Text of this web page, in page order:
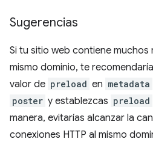
Sugerencias
Si tu sitio web contiene muchos
mismo dominio, te
valor de preload en metadata
poster y establezcas preload
manera, evitarías alcanzar la
conexiones HTTP al mismo